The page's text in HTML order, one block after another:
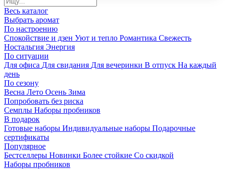
Весь каталог
Выбрать аромат
По настроению
Спокойствие и дзен Уют и тепло Романтика Свежесть
Ностальгия Энергия
По ситуации
Для офиса Для свидания Для вечеринки В отпуск На каждый
день
По сезону
Весна Лето Осень Зима
Попробовать без риска
Семплы Наборы пробников
В подарок
Готовые наборы Индивидуальные наборы Подарочные
сертификаты
Популярное
Бестселлеры Новинки Более стойкие Со скидкой
Наборы пробников